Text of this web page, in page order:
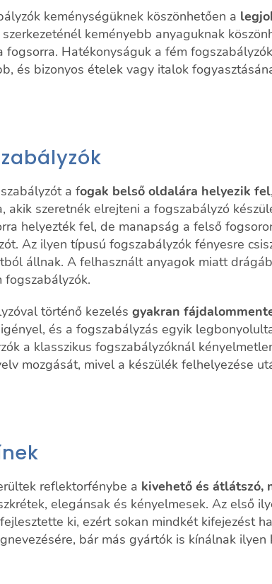
keménységüknek köszönhetően a
keményebb anyaguknak
fogsorra. Hatékonyságuk a fém
és bizonyos ételek vagy italok
a fogak belső oldalára helyezik fel
akik szeretnék elrejteni a fogszabályzó
helyezték fel, de manapság a felső
Az ilyen típusú fogszabályzók fényesre
állnak. A felhasznált anyagok miatt
fogszabályzók.
történő kezelés gyakran
és a fogszabályzás egyik
a klasszikus fogszabályzóknál
mozgását, mivel a készülék felhelyezése
reflektorfénybe a kivehető és átlátszó,
elegánsak és kényelmesek. Az első
ki, ezért sokan mindkét kifejezést
bár más gyártók is kínálnak ilyen